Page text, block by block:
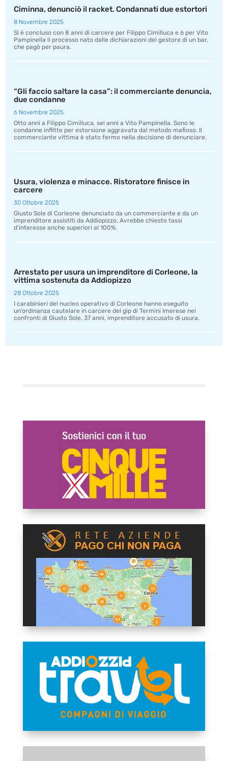
Ciminna, denunciò il racket. Condannati due estortori
8 Novembre 2025
Si è concluso con 8 anni di carcere per Filippo Cimilluca e 6 per Vito
Pampinella il processo nato dalle dichiarazioni del gestore di un bar,
che pagò per paura.
“Gli faccio saltare la casa”: il commerciante denuncia,
due condanne
6 Novembre 2025
Otto anni a Filippo Cimilluca, sei anni a Vito Pampinella. Sono le
condanne inflitte per estorsione aggravata dal metodo mafioso. Il
commerciante vittima è stato fermo nella decisione di denunciare.
Usura, violenza e minacce. Ristoratore finisce in
carcere
30 Ottobre 2025
Giusto Sole di Corleone denunciato da un commerciante e da un
imprenditore assistiti da Addiopizzo. Avrebbe chiesto tassi
d’interesse anche superiori al 100%.
Arrestato per usura un imprenditore di Corleone, la
vittima sostenuta da Addiopizzo
28 Ottobre 2025
I carabinieri del nucleo operativo di Corleone hanno eseguito
un’ordinanza cautelare in carcere del gip di Termini Imerese nei
confronti di Giusto Sole, 37 anni, imprenditore accusato di usura.